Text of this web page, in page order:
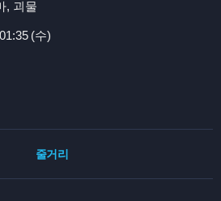
, 괴물
35 (수)
줄거리